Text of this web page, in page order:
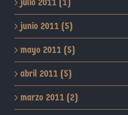
junio 2011 (5)
mayo 2011 (5)
abril 2011 (5)
marzo 2011 (2)